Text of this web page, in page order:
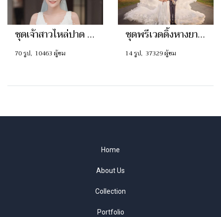
ชุดเจ้าสาวไหล่ปาด แขนกุด
70 รูป, 10463 ผู้ชม
ชุดพรีเวดดิ้งหางยาวลาก
14 รูป, 37329 ผู้ชม
Home
About Us
Collection
Portfolio